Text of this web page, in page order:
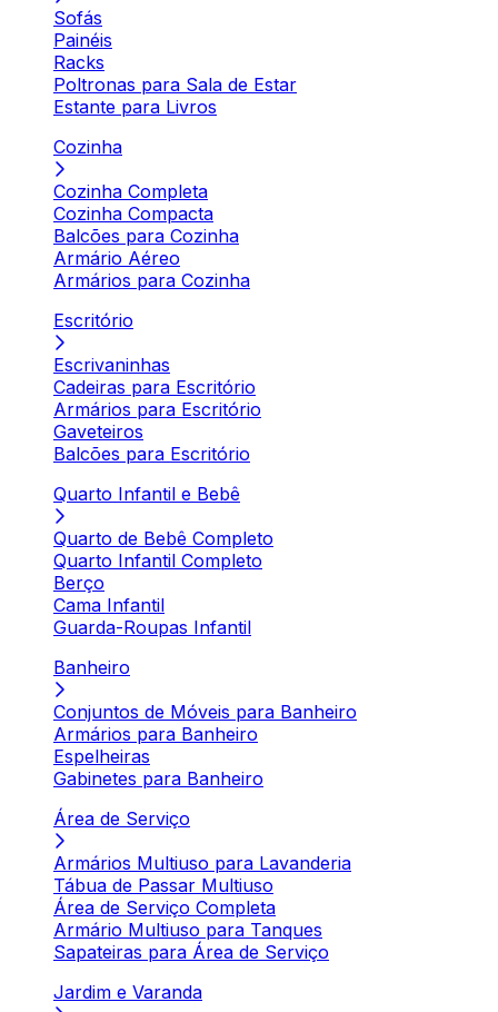
Sofás
Painéis
Racks
Poltronas para Sala de Estar
Estante para Livros
Cozinha
Cozinha Completa
Cozinha Compacta
Balcões para Cozinha
Armário Aéreo
Armários para Cozinha
Escritório
Escrivaninhas
Cadeiras para Escritório
Armários para Escritório
Gaveteiros
Balcões para Escritório
Quarto Infantil e Bebê
Quarto de Bebê Completo
Quarto Infantil Completo
Berço
Cama Infantil
Guarda-Roupas Infantil
Banheiro
Conjuntos de Móveis para Banheiro
Armários para Banheiro
Espelheiras
Gabinetes para Banheiro
Área de Serviço
Armários Multiuso para Lavanderia
Tábua de Passar Multiuso
Área de Serviço Completa
Armário Multiuso para Tanques
Sapateiras para Área de Serviço
Jardim e Varanda